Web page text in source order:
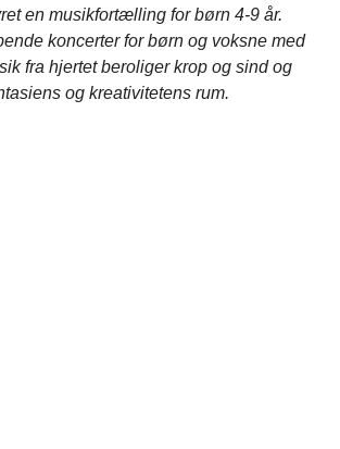
en musikfortælling for børn 4-9 år.
koncerter for børn og voksne med
fra hjertet beroliger krop og sind og
og kreativitetens rum.